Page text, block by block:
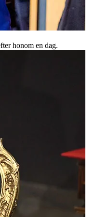
honom en dag.